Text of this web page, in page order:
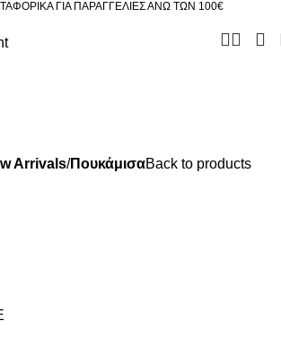
ΓΙΑ ΠΑΡΑΓΓΕΛΙΕΣ ΑΝΩ ΤΩΝ 100€
Arrivals ΠουκάμισαBack to products